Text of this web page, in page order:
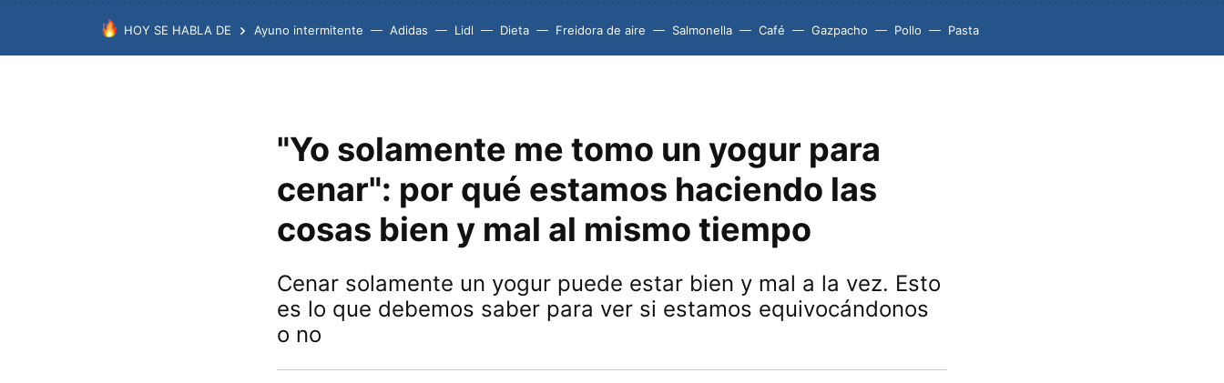
HOY SE HABLA DE Ayuno intermitente Adidas Lidl Dieta Freidora de aire Salmonella Café Gazpacho Pollo Pasta
"Yo solamente me tomo un yogur para
cenar": por qué estamos haciendo las
cosas bien y mal al mismo tiempo
Cenar solamente un yogur puede estar bien y mal a la vez. Esto
es lo que debemos saber para ver si estamos equivocándonos
o no